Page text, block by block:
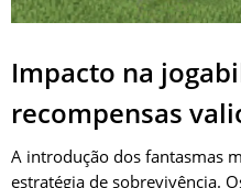
Impacto na
recompensas
A introdução dos fantasmas
estratégia de sobrevivência.